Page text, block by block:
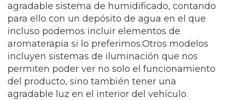
agradable sistema de humidificado, contando
para ello con un depósito de agua en el que
incluso podemos incluir elementos de
aromaterapia si lo preferimos.Otros modelos
incluyen sistemas de iluminación que nos
permiten poder ver no solo el funcionamiento
del producto, sino también tener una
agradable luz en el interior del vehículo.